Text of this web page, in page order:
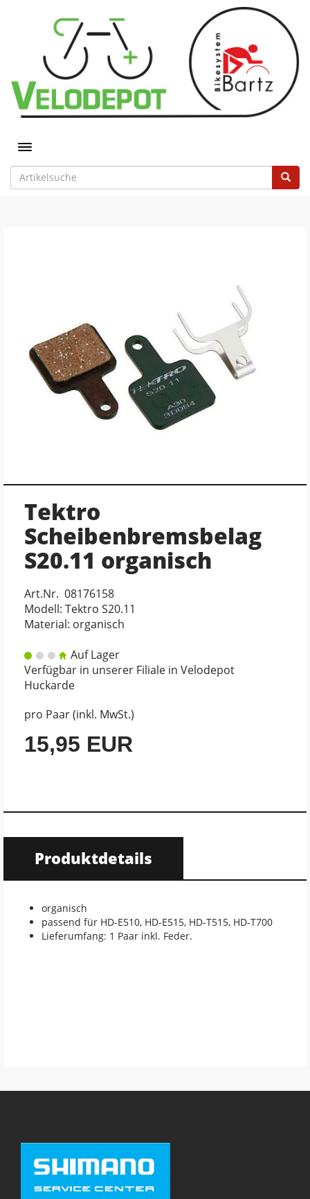
Toggle navigation
Tektro
Scheibenbremsbelag
S20.11 organisch
Art.Nr. 08176158
Modell: Tektro S20.11
Material: organisch
Auf Lager
Verfügbar in unserer Filiale in Velodepot
Huckarde
pro Paar (inkl. MwSt.)
15,95 EUR
Produktdetails
organisch
passend für HD-E510, HD-E515, HD-T515, HD-T700
Lieferumfang: 1 Paar inkl. Feder.